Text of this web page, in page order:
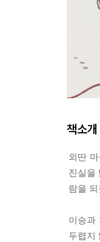
책소개
외딴
진실을
람을
이승과
두렵지